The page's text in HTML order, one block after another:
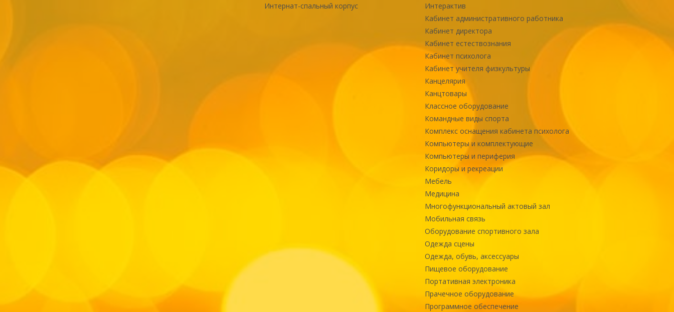
Интернат-спальный корпус
Интерактив
Кабинет административного работника
Кабинет директора
Кабинет естествознания
Кабинет психолога
Кабинет учителя физкультуры
Канцелярия
Канцтовары
Классное оборудование
Командные виды спорта
Комплекс оснащения кабинета психолога
Компьютеры и комплектующие
Компьютеры и периферия
Коридоры и рекреации
Мебель
Медицина
Многофункциональный актовый зал
Мобильная связь
Оборудование спортивного зала
Одежда сцены
Одежда, обувь, аксессуары
Пищевое оборудование
Портативная электроника
Прачечное оборудование
Программное обеспечение